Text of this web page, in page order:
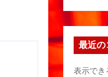
最近の
表示でき